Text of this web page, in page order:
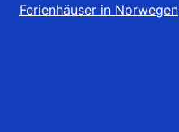
Ferienhäuser in Norwegen